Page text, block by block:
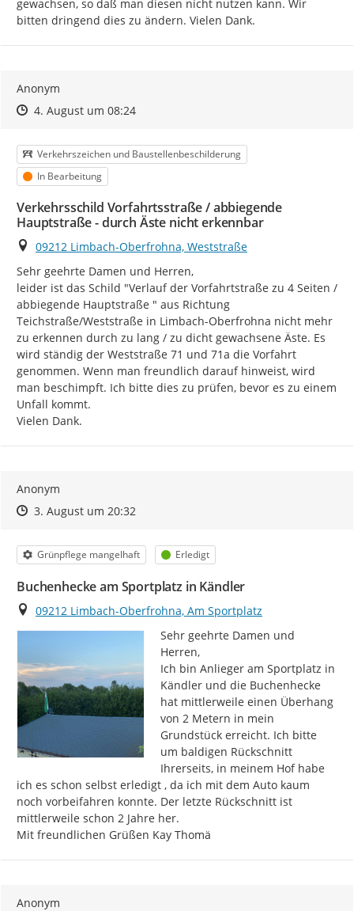
gewachsen, so daß man diesen nicht nutzen kann. Wir
bitten dringend dies zu ändern. Vielen Dank.
Anonym
Zeitpunkt des Erstellens
Zeitpunkt des Erstellens
4. August um 08:24Zur Äußerung
Kategorie
Verkehrszeichen und Baustellenbeschilderung
Status
In Bearbeitung
Verkehrsschild Vorfahrtsstraße / abbiegende
Hauptstraße - durch Äste nicht erkennbar
Ort
09212 Limbach-Oberfrohna, Weststraße
Sehr geehrte Damen und Herren,
leider ist das Schild "Verlauf der Vorfahrtstraße zu 4 Seiten /
abbiegende Hauptstraße " aus Richtung
Teichstraße/Weststraße in Limbach-Oberfrohna nicht mehr
zu erkennen durch zu lang / zu dicht gewachsene Äste. Es
wird ständig der Weststraße 71 und 71a die Vorfahrt
genommen. Wenn man freundlich darauf hinweist, wird
man beschimpft. Ich bitte dies zu prüfen, bevor es zu einem
Unfall kommt.
Vielen Dank.
Anonym
Zeitpunkt des Erstellens
Zeitpunkt des Erstellens
3. August um 20:32Zur Äußerung
Kategorie
Grünpflege mangelhaft Status
Erledigt
Buchenhecke am Sportplatz in Kändler
Ort
09212 Limbach-Oberfrohna, Am Sportplatz
Sehr geehrte Damen und
Herren,
Ich bin Anlieger am Sportplatz in
Kändler und die Buchenhecke
hat mittlerweile einen Überhang
von 2 Metern in mein
Grundstück erreicht. Ich bitte
um baldigen Rückschnitt
Ihrerseits, in meinem Hof habe
ich es schon selbst erledigt , da ich mit dem Auto kaum
noch vorbeifahren konnte. Der letzte Rückschnitt ist
mittlerweile schon 2 Jahre her.
Mit freundlichen Grüßen Kay Thomä
Anonym